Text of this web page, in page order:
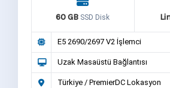
60 GB SSD Disk
E5 2690/2697 V2 İşlemci
Uzak Masaüstü Bağlantısı
Türkiye / PremierDC Lokasyon